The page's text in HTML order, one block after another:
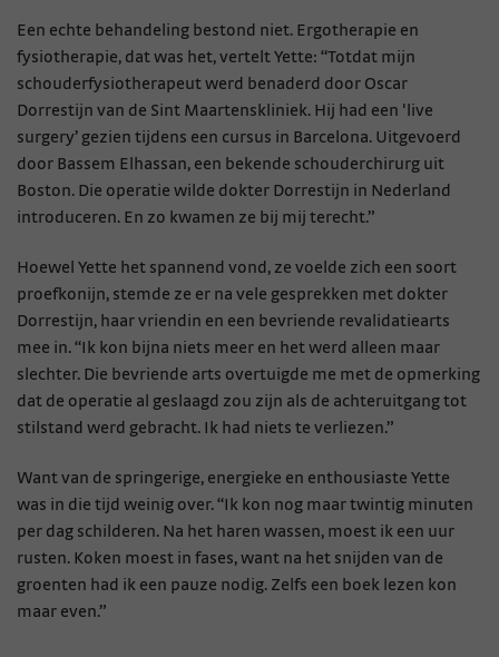
Een echte behandeling bestond niet. Ergotherapie en
fysiotherapie, dat was het, vertelt Yette: “Totdat mijn
schouderfysiotherapeut werd benaderd door Oscar
Dorrestijn van de Sint Maartenskliniek. Hij had een 'live
surgery’ gezien tijdens een cursus in Barcelona. Uitgevoerd
door Bassem Elhassan, een bekende schouderchirurg uit
Boston. Die operatie wilde dokter Dorrestijn in Nederland
introduceren. En zo kwamen ze bij mij terecht.”
Hoewel Yette het spannend vond, ze voelde zich een soort
proefkonijn, stemde ze er na vele gesprekken met dokter
Dorrestijn, haar vriendin en een bevriende revalidatiearts
mee in. “Ik kon bijna niets meer en het werd alleen maar
slechter. Die bevriende arts overtuigde me met de opmerking
dat de operatie al geslaagd zou zijn als de achteruitgang tot
stilstand werd gebracht. Ik had niets te verliezen.”
Want van de springerige, energieke en enthousiaste Yette
was in die tijd weinig over. “Ik kon nog maar twintig minuten
per dag schilderen. Na het haren wassen, moest ik een uur
rusten. Koken moest in fases, want na het snijden van de
groenten had ik een pauze nodig. Zelfs een boek lezen kon
maar even.”